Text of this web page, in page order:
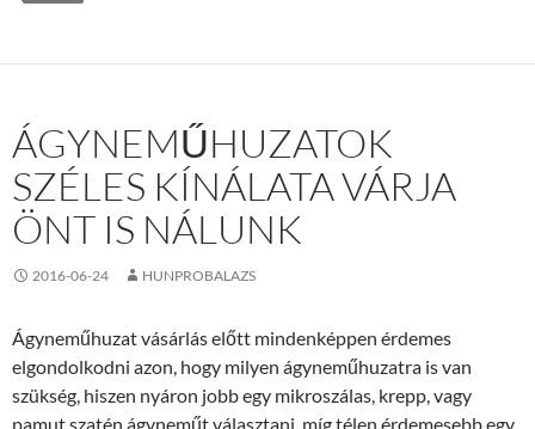
ÁGYNEMŰHUZATOK
SZÉLES KÍNÁLATA VÁRJA
ÖNT IS NÁLUNK
2016-06-24 HUNPROBALAZS
Ágyneműhuzat vásárlás előtt mindenképpen érdemes
elgondolkodni azon, hogy milyen ágyneműhuzatra is van
szükség, hiszen nyáron jobb egy mikroszálas, krepp, vagy
pamut szatén ágyneműt választani, míg télen érdemesebb egy